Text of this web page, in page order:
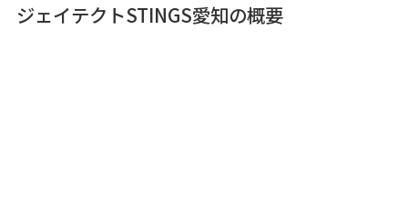
ジェイテクトSTINGS愛知の概要